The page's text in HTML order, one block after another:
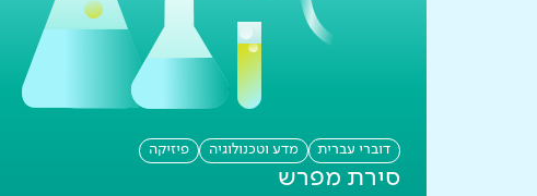
דוברי עברית מדע וטכנולוגיה פיזיקה
סירת מפרש